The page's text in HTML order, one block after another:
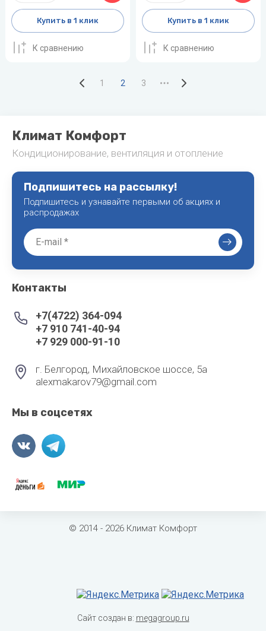
Купить в 1 клик
К сравнению
Купить в 1 клик
К сравнению
1 2 3
Климат Комфорт
Кондиционирование, вентиляция и отопление
Подпишитесь на рассылку!
Подпишитесь и узнавайте первыми об акциях и
распродажах
Контакты
+7(4722) 364-094
+7 910 741-40-94
+7 929 000-91-10
г. Белгород, Михайловское шоссе, 5а
alexmakarov79@gmail.com
Мы в соцсетях
© 2014 - 2026 Климат Комфорт
Сайт создан в: megagroup.ru